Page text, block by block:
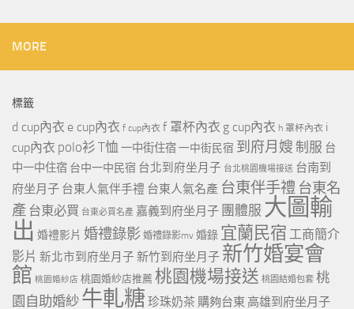
MORE
標籤
d cup內衣 e cup內衣 f cup內衣 f 罩杯內衣 g cup內衣 h 罩杯內衣 i
cup內衣 polo衫 T恤 一中街住宿一中街民宿 到府月嫂 制服 台
中一中住宿 台中一中民宿 台北到府坐月子 台北桃園機場接送 台南到
府坐月子 台東人氣伴手禮 台東人氣名產 台東伴手禮 台東名
產 台東必買 台東必買名產 嘉義到府坐月子 團體服 大圖輸
出 婚禮影片 婚禮錄影 婚禮錄影mv 婚錄 宜蘭民宿 工商簡介
影片 新北市到府坐月子 新竹到府坐月子 新竹婚宴會
館 桃園婚紗店 桃園婚紗店推薦 桃園機場接送 桃園結婚包套 桃
園自助婚紗 牛軋糖 珍珠奶茶 購夠台東 高雄到府坐月子